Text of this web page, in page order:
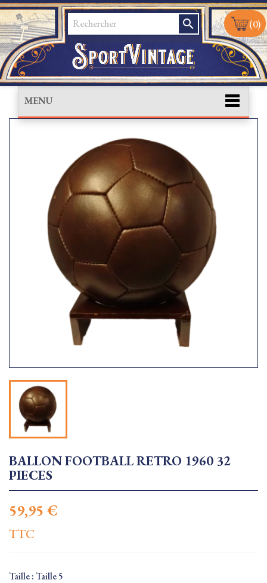
search (0)
MENU
BALLON FOOTBALL RETRO 1960 32
PIECES
59,95 €
TTC
Taille : Taille 5